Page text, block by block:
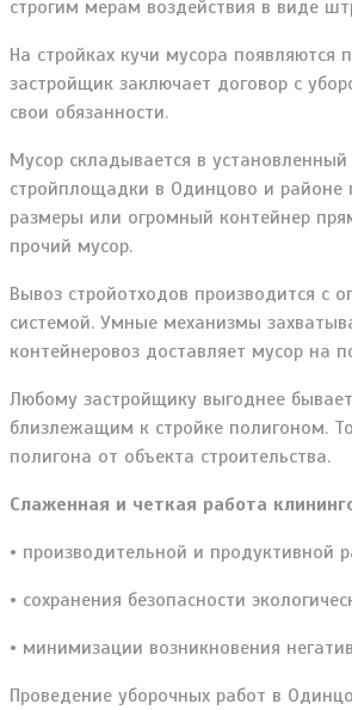
строгим мерам воздействия в виде
На стройках кучи мусора появляются
застройщик заключает договор с
свои обязанности.
Мусор складывается в
стройплощадки в Одинцово и районе
размеры или огромный контейнер
прочий мусор.
Вывоз стройотходов производится с
системой. Умные механизмы
контейнеровоз доставляет мусор на
Любому застройщику выгоднее
близлежащим к стройке полигоном.
полигона от объекта строительства.
Слаженная и четкая работа
• производительной и продуктивной
• сохранения безопасности
• минимизации возникновения
Проведение уборочных работ в